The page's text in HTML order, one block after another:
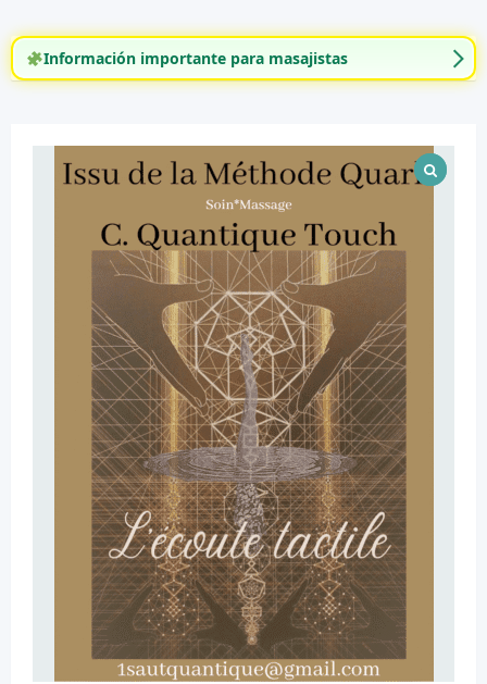
Información importante para masajistas